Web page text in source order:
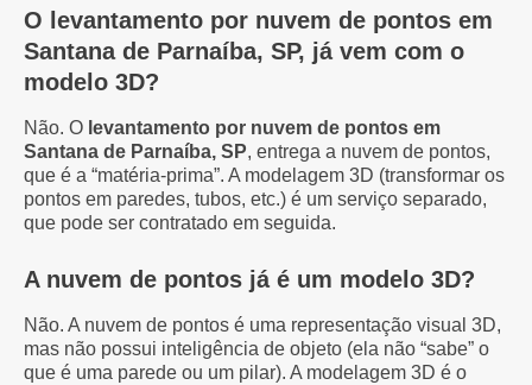
O levantamento por nuvem de pontos em
Santana de Parnaíba, SP, já vem com o
modelo 3D?
Não. O levantamento por nuvem de pontos em
Santana de Parnaíba, SP, entrega a nuvem de pontos,
que é a “matéria-prima”. A modelagem 3D (transformar os
pontos em paredes, tubos, etc.) é um serviço separado,
que pode ser contratado em seguida.
A nuvem de pontos já é um modelo 3D?
Não. A nuvem de pontos é uma representação visual 3D,
mas não possui inteligência de objeto (ela não “sabe” o
que é uma parede ou um pilar). A modelagem 3D é o